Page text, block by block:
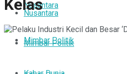
Nusantara
Mimbar Politik
Nusantara
Mimbar Politik
Kelas